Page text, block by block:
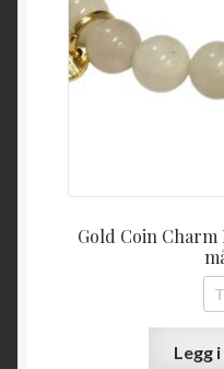
Gold Coin Charm
Legg